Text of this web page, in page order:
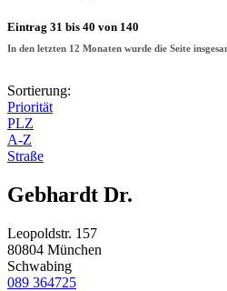
Eintrag 31 bis 40 von 140
In den letzten 12 Monaten wurde die Seite
Sortierung:
Priorität
PLZ
A-Z
Straße
Gebhardt Dr.
Leopoldstr. 157
80804 München
Schwabing
089 364725